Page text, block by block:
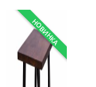
НОВИНКА